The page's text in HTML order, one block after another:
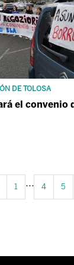
DE TOLOSA
el convenio
1 ... 4 5